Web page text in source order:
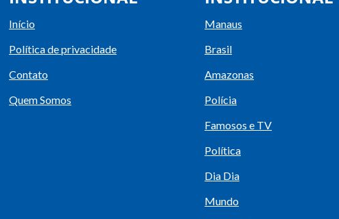
Início
Política de privacidade
Contato
Quem Somos
Manaus
Brasil
Amazonas
Polícia
Famosos e TV
Política
Dia Dia
Mundo